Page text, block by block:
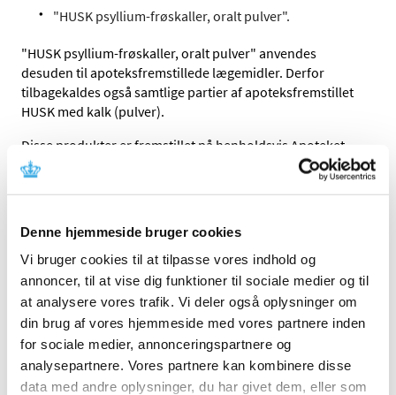
Denne hjemmeside bruger cookies
Vi bruger cookies til at tilpasse vores indhold og
annoncer, til at vise dig funktioner til sociale medier og til
at analysere vores trafik. Vi deler også oplysninger om
din brug af vores hjemmeside med vores partnere inden
for sociale medier, annonceringspartnere og
analysepartnere. Vores partnere kan kombinere disse
data med andre oplysninger, du har givet dem, eller som
"HUSK psyllium-frøskaller, oralt pulver".
"HUSK psyllium-frøskaller, oralt pulver" anvendes
desuden til apoteksfremstillede lægemidler. Derfor
tilbagekaldes også samtlige partier af apoteksfremstillet
HUSK med kalk (pulver).
Disse produkter er fremstillet på henholdsvis Apoteket
Rosen Magistrelle Afdeling (ARMA), Glostrup Apotek og
Skanderborg Apotek. Produkterne kræver recept fra
Undlad at indtage produkterne
Hvis man har købt "HUSK Psyllium-frøskaller, kapsler",
"HUSK psyllium-frøskaller, oralt pulver" eller
apoteksfremstillet HUSK med kalk (pulver), opfordrer
Lægemiddelstyrelsen til, at man smider produkterne ud,
eller afleverer dem der, hvor de er købt.